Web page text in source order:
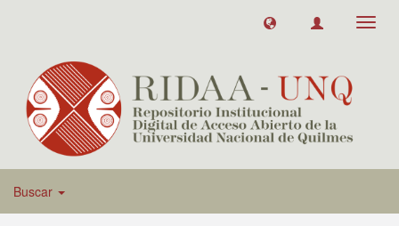
Buscar